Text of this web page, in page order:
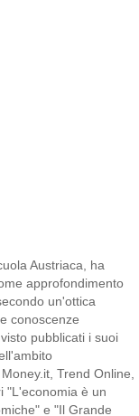
Austriaca, ha
approfondimento
un'ottica
conoscenze
pubblicati i suoi
Trend Online,
"L'economia è un
e "Il Grande